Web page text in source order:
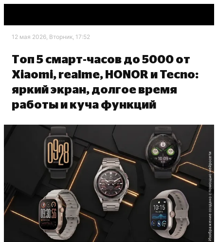
12 мая 2026, Вторник, 17:52
Топ 5 смарт-часов до 5000 от
Xiaomi, realme, HONOR и Tecno:
яркий экран, долгое время
работы и куча функций
Изображение создано с помощью нейросети